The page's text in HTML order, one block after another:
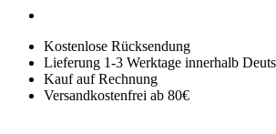
Kostenlose Rücksendung
Lieferung 1-3 Werktage innerhalb
Kauf auf Rechnung
Versandkostenfrei ab 80€